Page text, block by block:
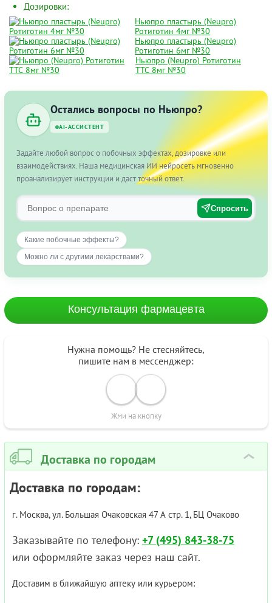
Дозировки:
Ньюпро пластырь (Neupro)
Ротиготин 4мг №30
Ньюпро пластырь (Neupro)
Ротиготин 6мг №30
Ньюпро (Neupro) Ротиготин
ТТС 8мг №30
Остались вопросы по Ньюпро?
AI-АССИСТЕНТ
Задайте любой вопрос о побочных эффектах, дозировке или
взаимодействиях. Наша медицинская ИИ нейросеть мгновенно
проанализирует инструкции и даст точный ответ.
Спросить
Какие побочные эффекты?
Можно ли с другими лекарствами?
Консультация фармацевта
Нужна помощь? Не стесняйтесь,
пишите нам в мессенджер:
Жми на кнопку
Доставка по городам ›
Доставка по городам:
г. Москва, ул. Большая Очаковская 47 А стр. 1, БЦ Очаково
Заказывайте по телефону: +7 (495) 843-38-75
или оформляйте заказ через наш сайт.
Доставим в ближайшую аптеку или курьером: